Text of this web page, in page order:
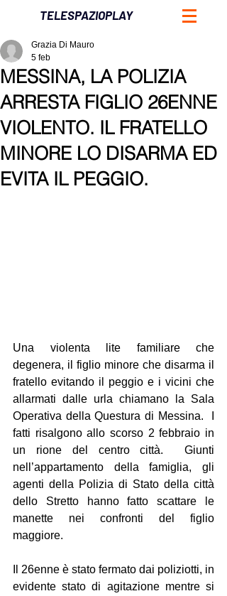
TELESPAZIOPLAY
MESSINA, LA POLIZIA
ARRESTA FIGLIO 26ENNE
VIOLENTO. IL FRATELLO
MINORE LO DISARMA ED
EVITA IL PEGGIO.
Grazia Di Mauro
5 feb
Una violenta lite familiare che
degenera, il figlio minore che disarma il
fratello evitando il peggio e i vicini che
allarmati dalle urla chiamano la Sala
Operativa della Questura di Messina.  I
fatti risalgono allo scorso 2 febbraio in
un rione del centro città.  Giunti
nell’appartamento della famiglia, gli
agenti della Polizia di Stato della città
dello Stretto hanno fatto scattare le
manette nei confronti del figlio
maggiore.
Il 26enne è stato fermato dai poliziotti, in
evidente stato di agitazione mentre si